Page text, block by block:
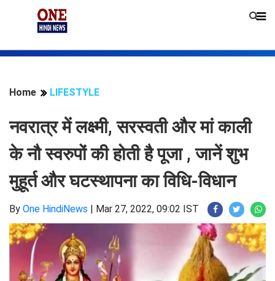
Home LIFESTYLE
नवरात्र में लक्ष्मी, सरस्वती और मां काली
के नौ स्वरुपों की होती है पूजा , जानें शुभ
मुहूर्त और घटस्थापना का विधि-विधान
By One HindiNews | Mar 27, 2022, 09:02 IST